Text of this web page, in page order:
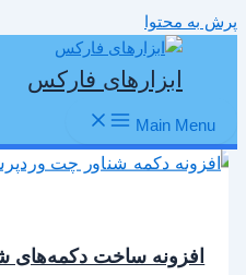
پرش به محتوا
ابزارهای فارکس
Main Menu
افزونه ساخت دکمه‌های